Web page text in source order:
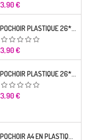
Prix
3,90 €
POCHOIR PLASTIQUE 26*18CM : ALPHABET (02)
Prix
3,90 €
POCHOIR PLASTIQUE 26*18CM : ALPHABET (01)
Prix
3,90 €
POCHOIR A4 EN PLASTIQUE MYLAR ALPHABET ARABE 25 MM